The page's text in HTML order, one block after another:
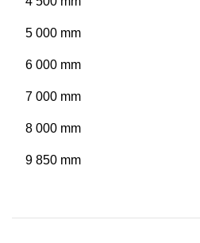
5 000 mm
6 000 mm
7 000 mm
8 000 mm
9 850 mm